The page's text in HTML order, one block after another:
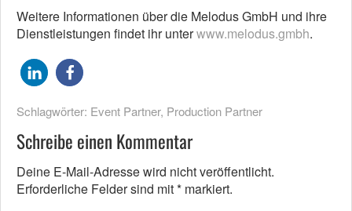
Weitere Informationen über die Melodus GmbH und ihre
Dienstleistungen findet ihr unterwww.melodus.gmbh.
Schlagwörter: Event Partner, Production Partner
Schreibe einen Kommentar
Deine E-Mail-Adresse wird nicht veröffentlicht.
Erforderliche Felder sind mit* markiert.